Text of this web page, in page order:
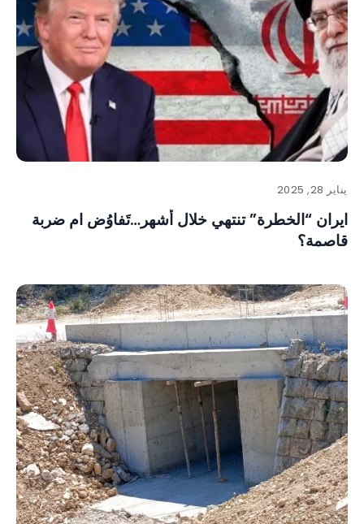
يناير 28, 2025
ايران “الخطرة” تنتهي خلال أشهر…تَفاوُض ام ضربة
قاصمة؟